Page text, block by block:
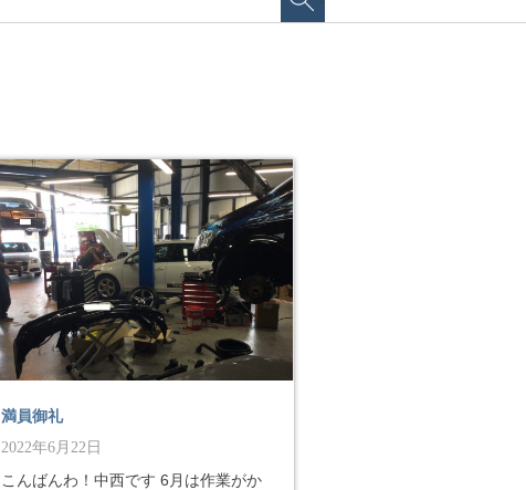
満員御礼
2022年6月22日
こんばんわ！中西です 6月は作業がか